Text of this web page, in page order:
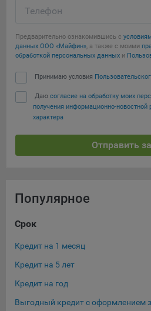
Телефон
Предварительно ознакомившись с
данных ООО «Майфин», а также с моими
обработкой персональных данных и
Принимаю условия
Даю согласие на обработку моих
получения информационно-
характера
Отправить
Популярное
Срок
Кредит на 1 месяц
Кредит на 5 лет
Кредит на год
Выгодный кредит с оформлением